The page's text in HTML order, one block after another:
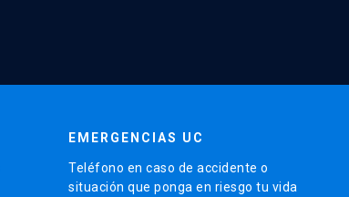
EMERGENCIAS UC
Teléfono en caso de accidente o
situación que ponga en riesgo tu vida